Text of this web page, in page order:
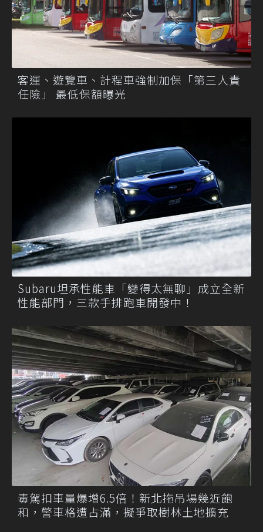
客運、遊覽車、計程車強制加保「第三人責
任險」 最低保額曝光
Subaru坦承性能車「變得太無聊」成立全新
性能部門，三款手排跑車開發中！
毒駕扣車量爆增6.5倍！新北拖吊場幾近飽
和，警車格遭占滿，擬爭取樹林土地擴充